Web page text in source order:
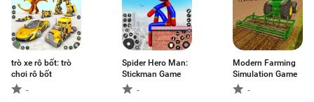
trò xe rô bốt: trò
chơi rô bốt
-
Spider Hero Man:
Stickman Game
-
Modern Farming
Simulation Game
-